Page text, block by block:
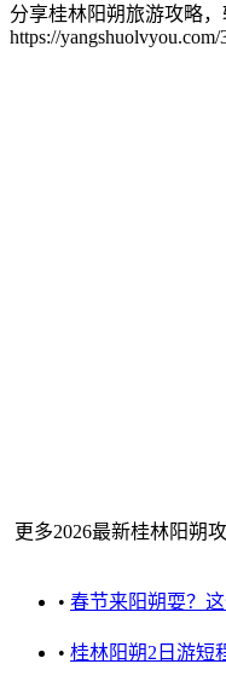
分享桂林阳朔旅游攻略
https://yangshuolvyou.com/
更多2026最新桂林阳朔
• 春节来阳朔耍？
• 桂林阳朔2日游短